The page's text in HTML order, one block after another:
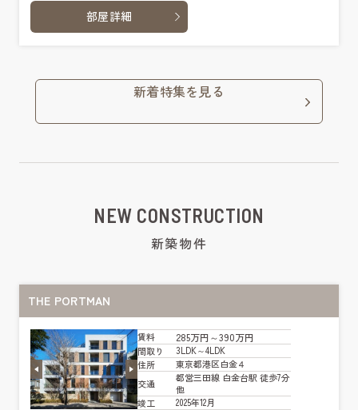
部屋詳細
新着特集を見る
NEW CONSTRUCTION
新築物件
THE PORTMAN
賃料 285万円～390万円
間取り
3LDK～4LDK
住所
東京都港区白金４
交通
都営三田線 白金台駅 徒歩7分
他
竣工
2025年12月